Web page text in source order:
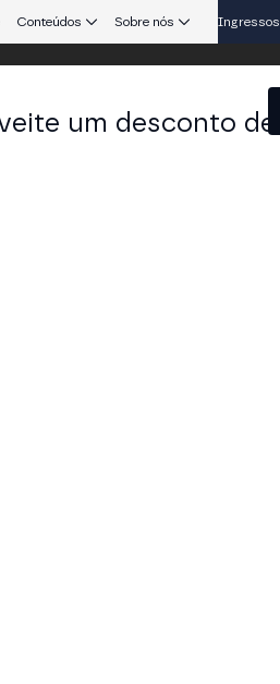
Conteúdos Sobre nós Ingressos
um desconto de